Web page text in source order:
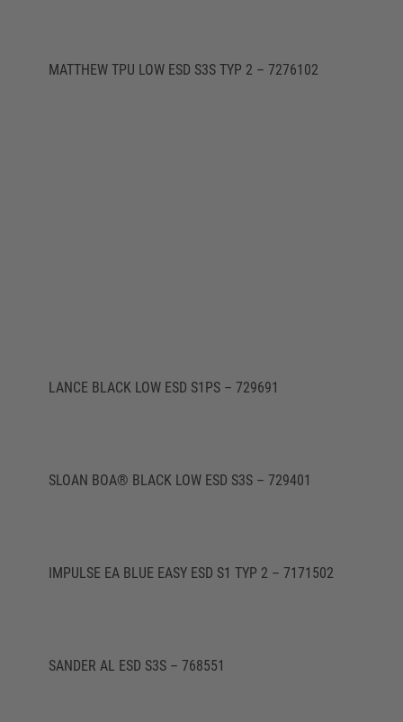
MATTHEW TPU LOW ESD S3S TYP 2 – 7276102
LANCE BLACK LOW ESD S1PS – 729691
SLOAN BOA® BLACK LOW ESD S3S – 729401
IMPULSE EA BLUE EASY ESD S1 TYP 2 – 7171502
SANDER AL ESD S3S – 768551